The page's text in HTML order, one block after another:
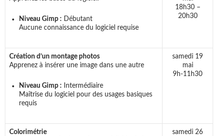
Niveau Gimp : Débutant
Aucune connaissance du logiciel requise
18h30 –
20h30
Création d’un montage photos
Apprenez à insérer une image dans une autre
Niveau Gimp : Intermédiaire
Maîtrise du logiciel pour des usages basiques
requis
samedi 19
mai
9h-11h30
Colorimétrie
samedi 26